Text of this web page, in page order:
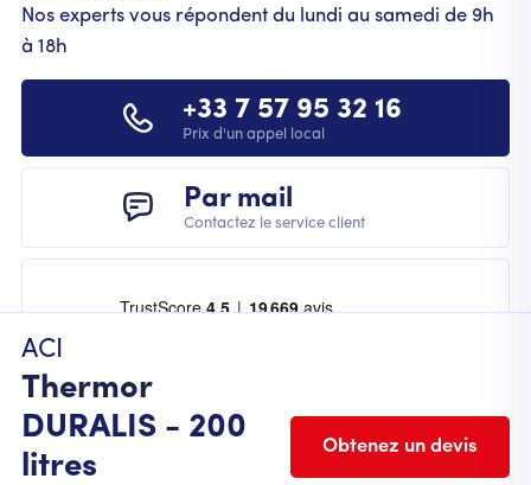
ACI
Thermor
DURALIS - 200
litres
Obtenez un devis
Nos experts vous répondent du lundi au samedi de 9h
à 18h
+33 7 57 95 32 16
Prix d'un appel local
Par mail
Contactez le service client